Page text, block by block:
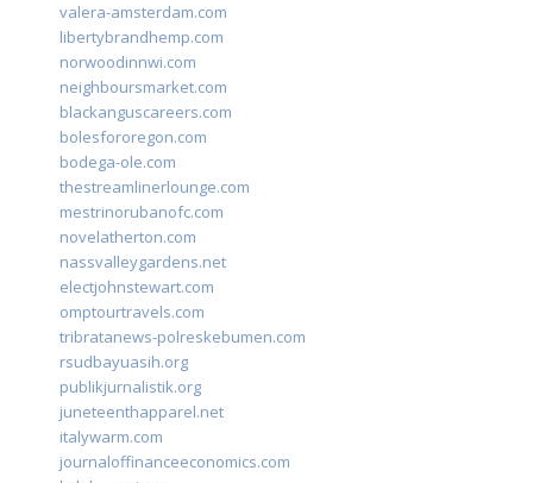
valera-amsterdam.com
libertybrandhemp.com
norwoodinnwi.com
neighboursmarket.com
blackanguscareers.com
bolesfororegon.com
bodega-ole.com
thestreamlinerlounge.com
mestrinorubanofc.com
novelatherton.com
nassvalleygardens.net
electjohnstewart.com
omptourtravels.com
tribratanews-polreskebumen.com
rsudbayuasih.org
publikjurnalistik.org
juneteenthapparel.net
italywarm.com
journaloffinanceeconomics.com